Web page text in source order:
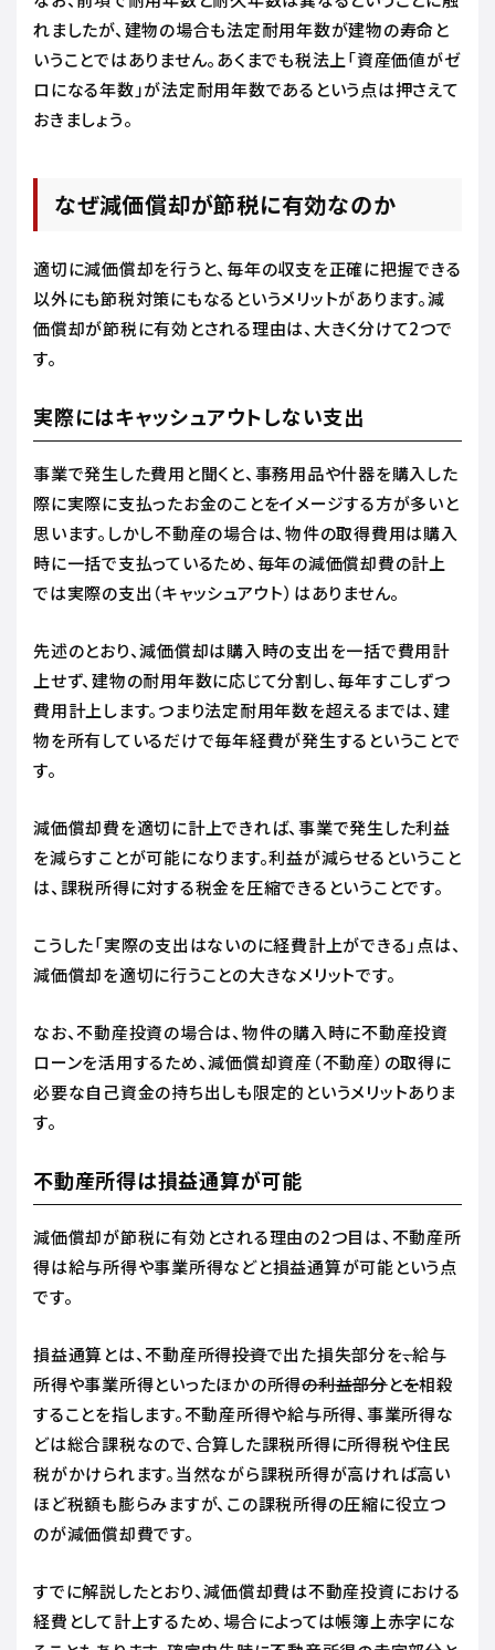
れましたが、建物の場合も法定耐用年数が建物の寿命と
いうことではありません。あくまでも税法上「資産価値がゼ
ロになる年数」が法定耐用年数であるという点は押さえて
おきましょう。
なぜ減価償却が節税に有効なのか
適切に減価償却を行うと、毎年の収支を正確に把握できる
以外にも節税対策にもなるというメリットがあります。減
価償却が節税に有効とされる理由は、大きく分けて2つで
す。
実際にはキャッシュアウトしない支出
事業で発生した費用と聞くと、事務用品や什器を購入した
際に実際に支払ったお金のことをイメージする方が多いと
思います。しかし不動産の場合は、物件の取得費用は購入
時に一括で支払っているため、毎年の減価償却費の計上
では実際の支出（キャッシュアウト）はありません。
先述のとおり、減価償却は購入時の支出を一括で費用計
上せず、建物の耐用年数に応じて分割し、毎年すこしずつ
費用計上します。つまり法定耐用年数を超えるまでは、建
物を所有しているだけで毎年経費が発生するということで
す。
減価償却費を適切に計上できれば、事業で発生した利益
を減らすことが可能になります。利益が減らせるということ
は、課税所得に対する税金を圧縮できるということです。
こうした「実際の支出はないのに経費計上ができる」点は、
減価償却を適切に行うことの大きなメリットです。
なお、不動産投資の場合は、物件の購入時に不動産投資
ローンを活用するため、減価償却資産（不動産）の取得に
必要な自己資金の持ち出しも限定的というメリットありま
す。
不動産所得は損益通算が可能
減価償却が節税に有効とされる理由の2つ目は、不動産所
得は給与所得や事業所得などと損益通算が可能という点
です。
損益通算とは、不動産所得投資で出た損失部分を、給与
所得や事業所得といったほかの所得の利益部分とを相殺
することを指します。不動産所得や給与所得、事業所得な
どは総合課税なので、合算した課税所得に所得税や住民
税がかけられます。当然ながら課税所得が高ければ高い
ほど税額も膨らみますが、この課税所得の圧縮に役立つ
のが減価償却費です。
すでに解説したとおり、減価償却費は不動産投資における
経費として計上するため、場合によっては帳簿上赤字にな